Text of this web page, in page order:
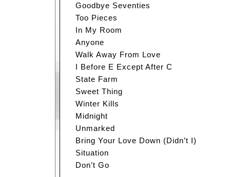
Goodbye Seventies
Too Pieces
In My Room
Anyone
Walk Away From Love
I Before E Except After C
State Farm
Sweet Thing
Winter Kills
Midnight
Unmarked
Bring Your Love Down (Didn’t I)
Situation
Don’t Go